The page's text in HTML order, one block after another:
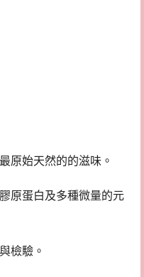
原始天然的的滋味。
原蛋白及多種微量的元
檢驗。